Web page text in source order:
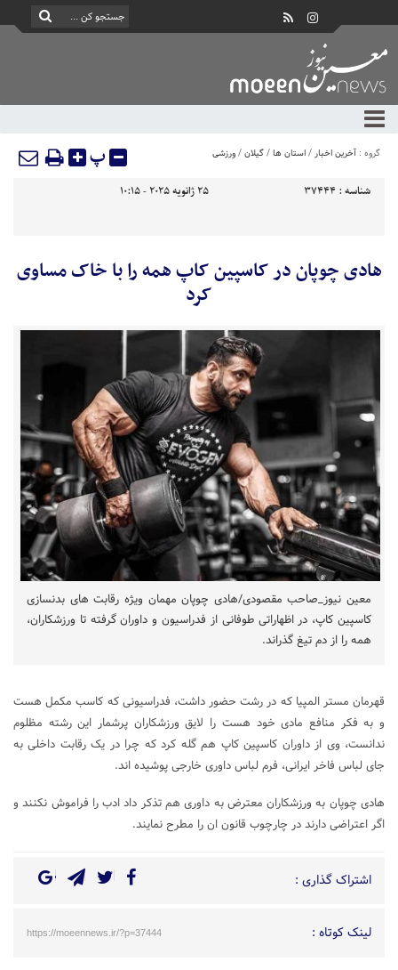
گروه : آخرین اخبار/استان ها/گیلان/ورزشی پ
شناسه : 37444 25 ژانویه 2025 - 10:15
هادی چوپان در کاسپین کاپ همه را با خاک مساوی
کرد
معین نیوز_صاحب مقصودی/هادی چوپان مهمان ویژه رقابت های بدنسازی
کاسپین کاپ، در اظهاراتی طوفانی از فدراسیون و داوران گرفته تا ورزشکاران،
همه را از دم تیغ گذراند.
قهرمان مستر المپیا که در رشت حضور داشت، فدراسیونی که کاسب مکمل هست
و به فکر منافع مادی خود هست را لایق ورزشکاران پرشمار این رشته مظلوم
ندانست، وی از داوران کاسپین کاپ هم گله کرد که چرا در یک رقابت داخلی به
جای لباس فاخر ایرانی، فرم لباس داوری خارجی پوشیده اند.
هادی چوپان به ورزشکاران معترض به داوری هم تذکر داد ادب را فراموش نکنند و
اگر اعتراضی دارند در چارچوب قانون ان را مطرح نمایند.
اشتراک گذاری :
لینک کوتاه : https://moeennews.ir/?p=37444